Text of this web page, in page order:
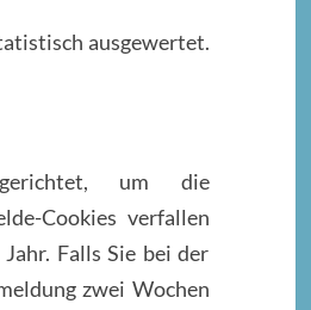
ausgewertet.
um die
Cookies verfallen
Falls Sie bei der
zwei Wochen